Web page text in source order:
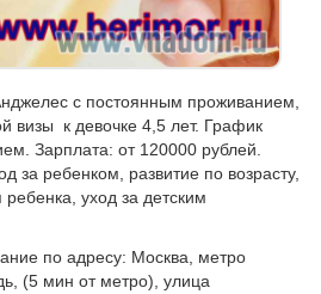
с постоянным проживанием,
визы к девочке 4,5 лет. График
Зарплата: от 120000 рублей.
за ребенком, развитие по возрасту,
уход за детским
по адресу: Москва, метро
(5 мин от метро), улица